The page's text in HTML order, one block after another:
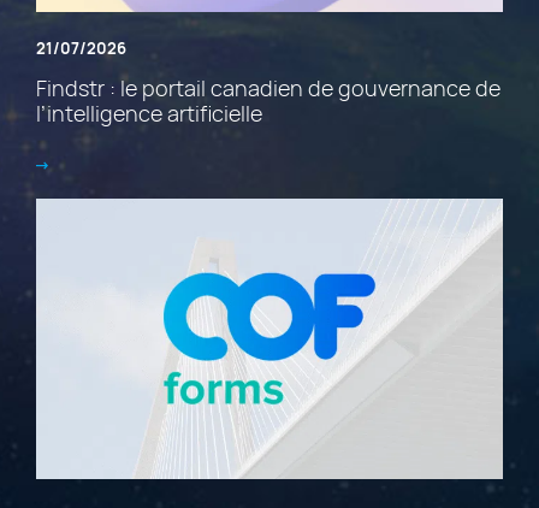
21/07/2026
Findstr : le portail canadien de gouvernance de
l’intelligence artificielle